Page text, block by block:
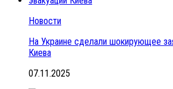
Новости
На Украине сделали шокирующее
Киева
07.11.2025